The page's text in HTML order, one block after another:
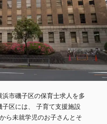
市磯子区の保育士求人を多
区には、 子育て支援施設
ら未就学児のお子さんとそ